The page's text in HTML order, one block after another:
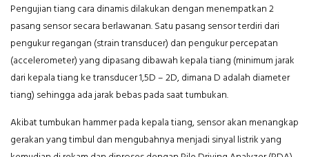
Pengujian tiang cara dinamis dilakukan dengan menempatkan 2
pasang sensor secara berlawanan. Satu pasang sensor terdiri dari
pengukur regangan (strain transducer) dan pengukur percepatan
(accelerometer) yang dipasang dibawah kepala tiang (minimum jarak
dari kepala tiang ke transducer 1,5D – 2D, dimana D adalah diameter
tiang) sehingga ada jarak bebas pada saat tumbukan.
Akibat tumbukan hammer pada kepala tiang, sensor akan menangkap
gerakan yang timbul dan mengubahnya menjadi sinyal listrik yang